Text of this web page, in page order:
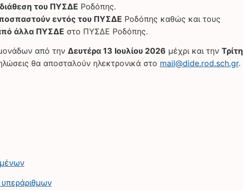
διάθεση του ΠΥΣΔΕ Ροδόπης.
εντός του ΠΥΣΔΕ Ροδόπης καθώς και τους
άλλα ΠΥΣΔΕ στο ΠΥΣΔΕ Ροδόπης.
από την Δευτέρα 13 Ιουλίου 2026 μέχρι και την Τρίτη
θα αποσταλούν ηλεκτρονικά στο mail@dide.rod.sch.gr.
υπεράριθμων